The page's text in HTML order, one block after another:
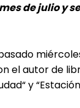
de julio y
el autor de
y